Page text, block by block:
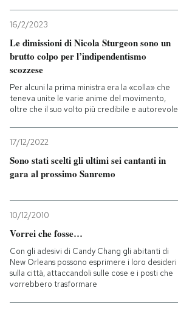
16/2/2023
Le dimissioni di Nicola Sturgeon sono un
brutto colpo per l’indipendentismo
scozzese
Per alcuni la prima ministra era la «colla» che
teneva unite le varie anime del movimento,
oltre che il suo volto più credibile e autorevole
17/12/2022
Sono stati scelti gli ultimi sei cantanti in
gara al prossimo Sanremo
10/12/2010
Vorrei che fosse…
Con gli adesivi di Candy Chang gli abitanti di
New Orleans possono esprimere i loro desideri
sulla città, attaccandoli sulle cose e i posti che
vorrebbero trasformare